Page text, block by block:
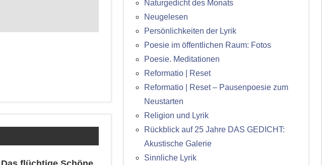
Naturgedicht des Monats
Neugelesen
Persönlichkeiten der Lyrik
Poesie im öffentlichen Raum: Fotos
Poesie. Meditationen
Reformatio | Reset
Reformatio | Reset – Pausenpoesie zum
Neustarten
Religion und Lyrik
Rückblick auf 25 Jahre DAS GEDICHT:
Akustische Galerie
Sinnliche Lyrik